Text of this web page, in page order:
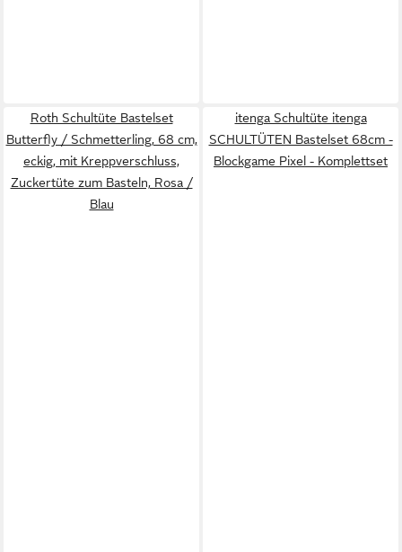
Roth Schultüte Bastelset
Butterfly / Schmetterling, 68 cm,
eckig, mit Kreppverschluss,
Zuckertüte zum Basteln, Rosa /
Blau
itenga Schultüte itenga
SCHULTÜTEN Bastelset 68cm -
Blockgame Pixel - Komplettset